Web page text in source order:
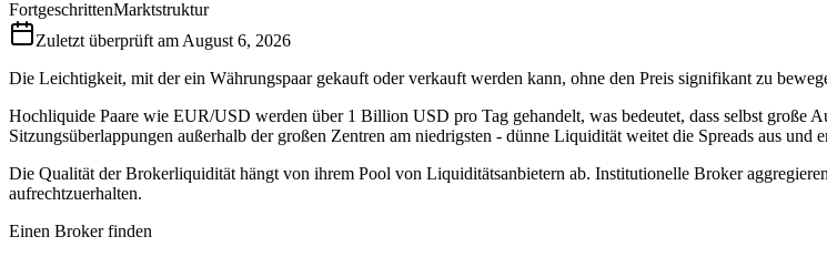
FortgeschrittenMarktstruktur
Zuletzt überprüft am August 6, 2026
Die Leichtigkeit, mit der ein Währungspaar gekauft oder verkauft werden kann, ohne den Preis signifikant zu
Hochliquide Paare wie EUR/USD werden über 1 Billion USD pro Tag gehandelt, was bedeutet, dass selbst große
Sitzungsüberlappungen außerhalb der großen Zentren am niedrigsten - dünne Liquidität weitet die Spreads aus und
Die Qualität der Brokerliquidität hängt von ihrem Pool von Liquiditätsanbietern ab. Institutionelle Broker
aufrechtzuerhalten.
Einen Broker finden